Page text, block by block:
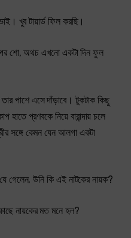
খুব টায়ার্ড ফিল করছি।
শো, অথচ এখনো একটা দিন ফুল
পাশে এসে দাঁড়াবে। টুকটাক কিছু
হাতে প্রণবকে নিয়ে বারান্দায় চলে
সঙ্গে কেমন যেন আলগা একটা
যে গেলেন, উনি কি এই নাটকের নায়ক?
নায়কের মত মনে হল?